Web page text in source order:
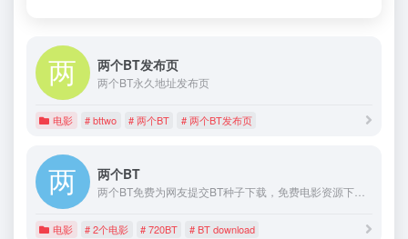
两个BT发布页
两个BT永久地址发布页
电影 # bttwo # 两个BT # 两个BT发布页
两个BT
电影 # 2个电影 # 720BT # BT download